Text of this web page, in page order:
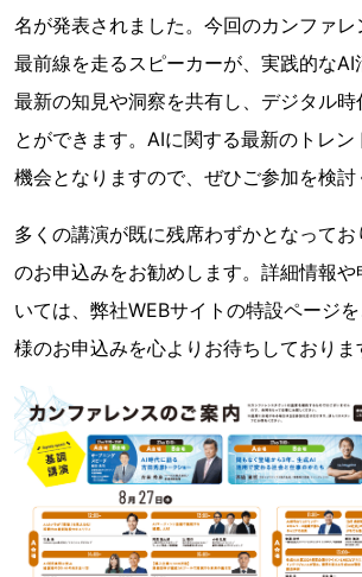
名が発表されました。今回のカンファ
最前線を走るスピーカーが、実践的なAI
最新の知見や洞察を共有し、デジタル時
とができます。AIに関する最新のトレ
機会となりますので、ぜひご参加を検討
多くの講演が既に残席わずかとなって
のお申込みをお勧めします。詳細情報
いては、弊社WEBサイトの特設ページ
様のお申込みを心よりお待ちしておりま